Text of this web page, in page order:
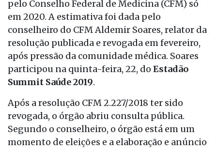
pelo Conselho Federal de Medicina (CFM) só
em 2020. A estimativa foi dada pelo
conselheiro do CFM Aldemir Soares, relator da
resolução publicada e revogada em fevereiro,
após pressão da comunidade médica. Soares
participou na quinta-feira, 22, do Estadão
Summit Saúde 2019.
Após a resolução CFM 2.227/2018 ter sido
revogada, o órgão abriu consulta pública.
Segundo o conselheiro, o órgão está em um
momento de eleições e a elaboração e anúncio